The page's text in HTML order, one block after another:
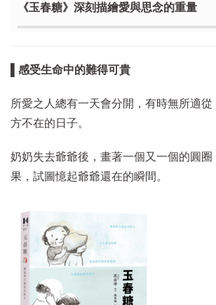
《玉春糖》深刻描繪愛與思念的重量
▌感受生命中的難得可貴
所愛之人總有一天會分開，有時無所適
方不在的日子。
奶奶失去爺爺後，畫著一個又一個的圓
果，試圖憶起爺爺還在的瞬間。